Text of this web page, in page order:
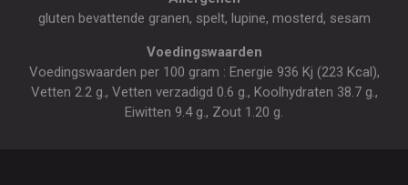
gluten bevattende granen, spelt, lupine, mosterd, sesam
Voedingswaarden
Voedingswaarden per 100 gram : Energie 936 Kj (223 Kcal),
Vetten 2.2 g., Vetten verzadigd 0.6 g., Koolhydraten 38.7 g.,
Eiwitten 9.4 g., Zout 1.20 g.